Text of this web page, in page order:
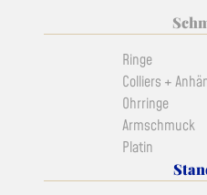
Ringe
Colliers +
Ohrringe
Armschmuck
Platin